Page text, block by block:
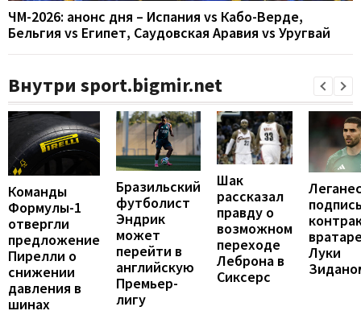
ЧМ-2026: анонс дня – Испания vs Кабо-Верде,
Бельгия vs Египет, Саудовская Аравия vs Уругвай
Внутри sport.bigmir.net
Команды
Формулы-1
отвергли
предложение
Пирелли о
снижении
давления в
шинах
Бразильский
футболист
Эндрик
может
перейти в
английскую
Премьер-
лигу
Шак
рассказал
правду о
возможном
переходе
Леброна в
Сиксерс
Луки